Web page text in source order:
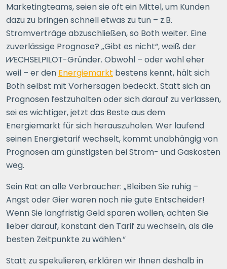
Marketingteams, seien sie oft ein Mittel, um Kunden
dazu zu bringen schnell etwas zu tun – z.B.
Stromverträge abzuschließen, so Both weiter. Eine
zuverlässige Prognose? „Gibt es nicht“, weiß der
WECHSELPILOT-Gründer. Obwohl – oder wohl eher
weil – er den Energiemarkt bestens kennt, hält sich
Both selbst mit Vorhersagen bedeckt. Statt sich an
Prognosen festzuhalten oder sich darauf zu verlassen,
sei es wichtiger, jetzt das Beste aus dem
Energiemarkt für sich herauszuholen. Wer laufend
seinen Energietarif wechselt, kommt unabhängig von
Prognosen am günstigsten bei Strom- und Gaskosten
weg.
Sein Rat an alle Verbraucher: „Bleiben Sie ruhig –
Angst oder Gier waren noch nie gute Entscheider!
Wenn Sie langfristig Geld sparen wollen, achten Sie
lieber darauf, konstant den Tarif zu wechseln, als die
besten Zeitpunkte zu wählen.“
Statt zu spekulieren, erklären wir Ihnen deshalb in